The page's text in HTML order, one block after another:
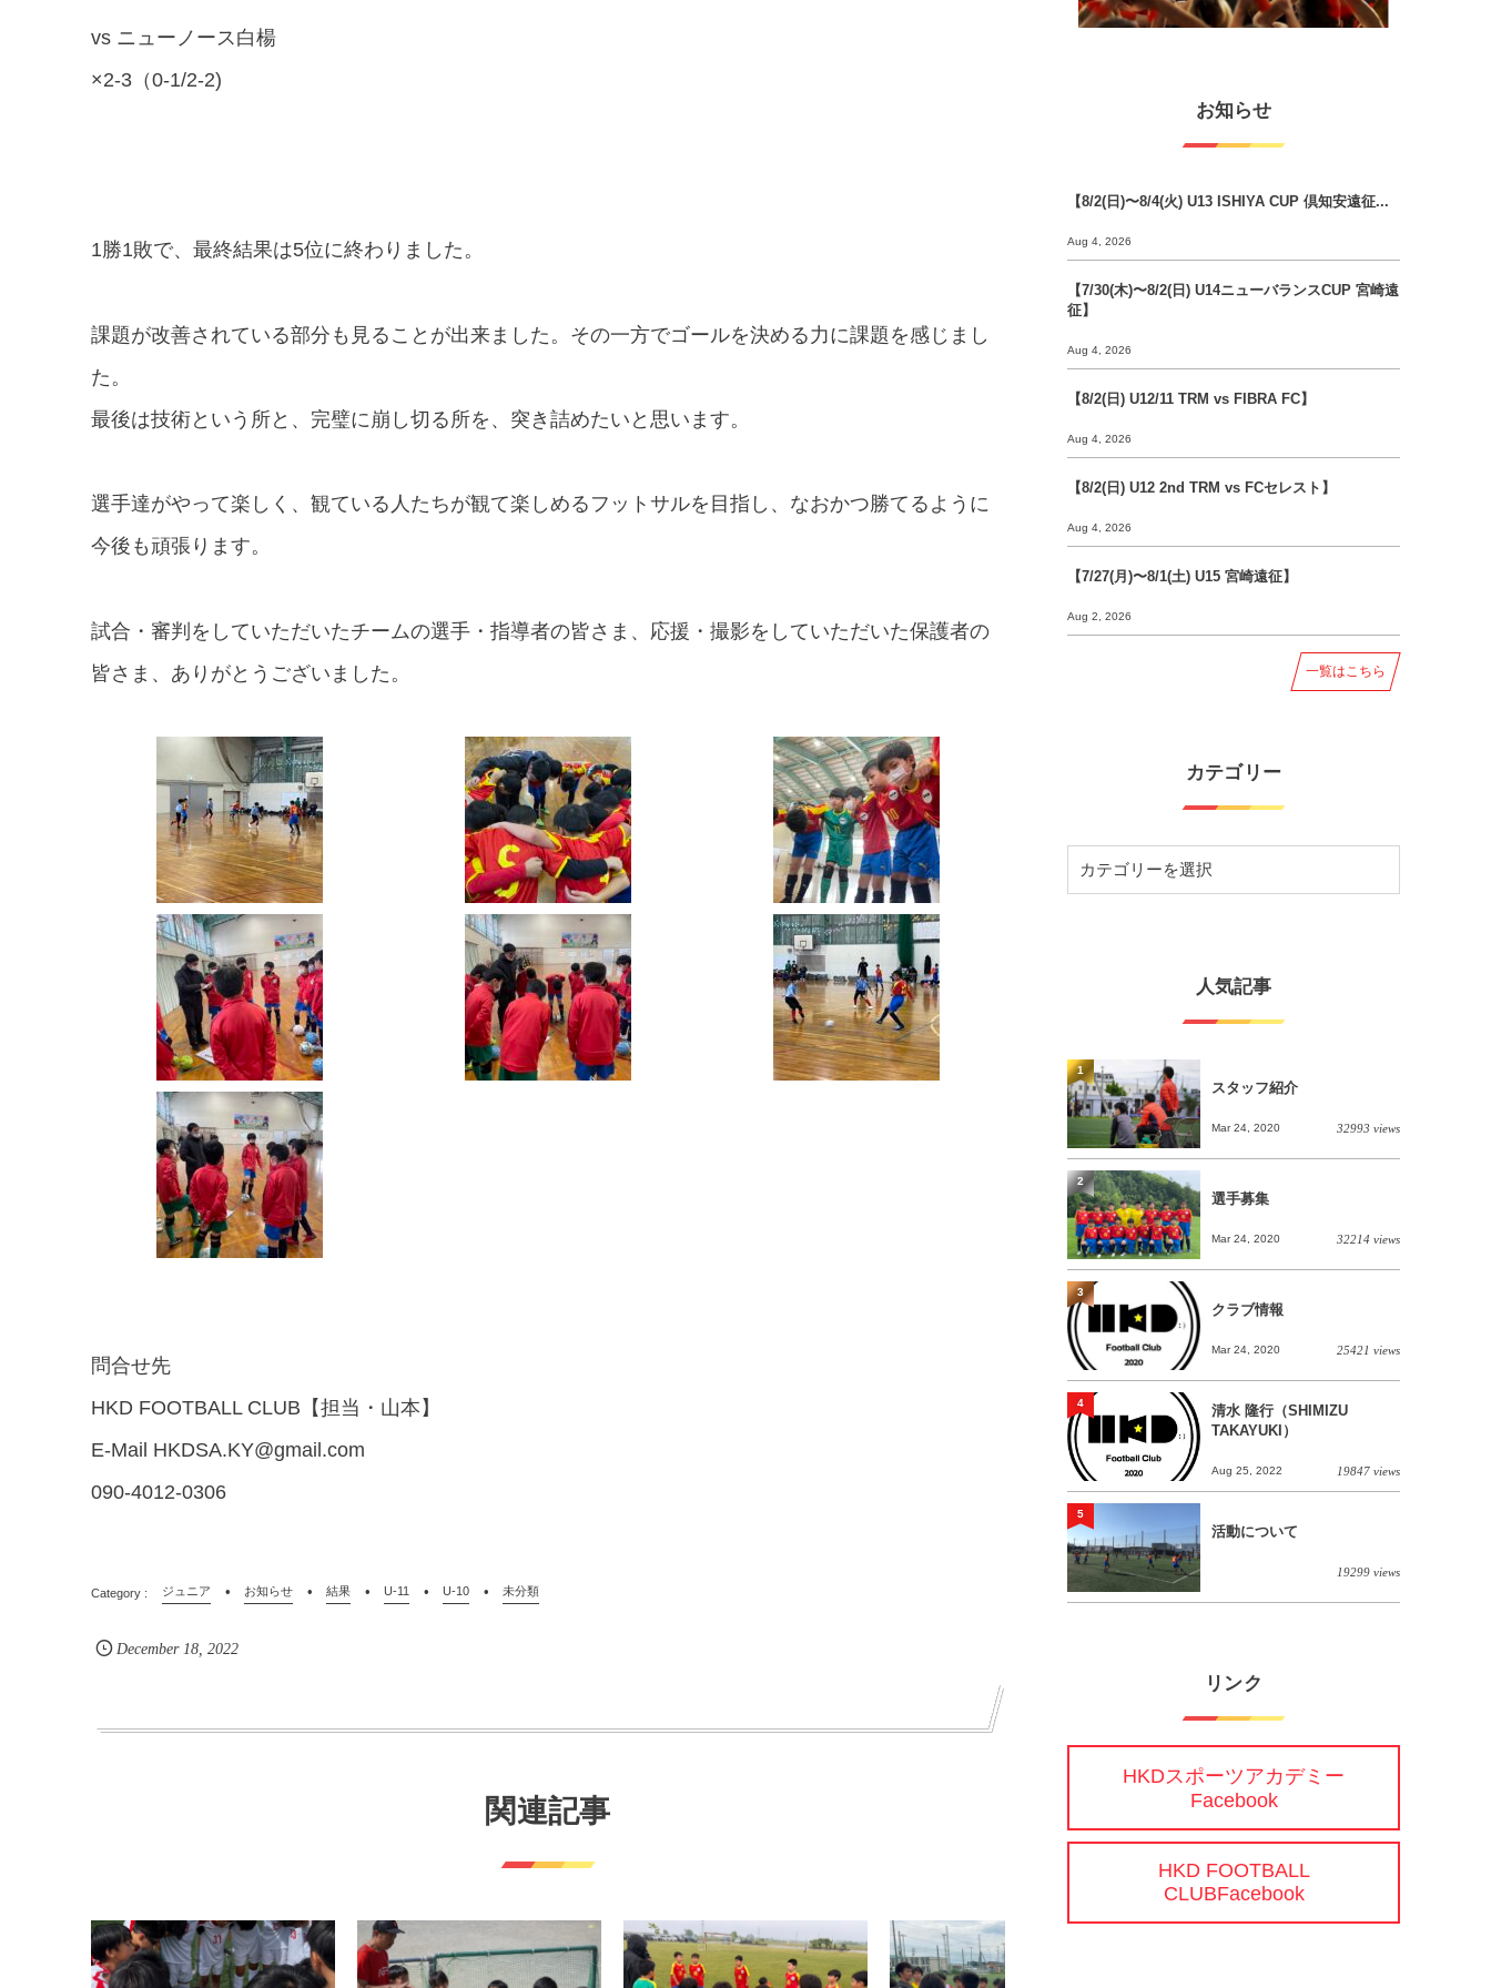
vs ニューノース白楊
×2-3（0-1/2-2)
1勝1敗で、最終結果は5位に終わりました。
課題が改善されている部分も見ることが出来ました。その一方でゴールを決める力に課題を感じまし
た。
最後は技術という所と、完璧に崩し切る所を、突き詰めたいと思います。
選手達がやって楽しく、観ている人たちが観て楽しめるフットサルを目指し、なおかつ勝てるように
今後も頑張ります。
試合・審判をしていただいたチームの選手・指導者の皆さま、応援・撮影をしていただいた保護者の
皆さま、ありがとうございました。
問合せ先
HKD FOOTBALL CLUB 【担当・山本】
E-Mail HKDSA.KY@gmail.com
090-4012-0306
ジュニア お知らせ 結果 U-11 U-10 未分類
December 18,2022
関連記事
お知らせ
【8/2(日)〜8/4(火) U13 ISHIYA CUP 倶知安遠征...
Aug 4, 2026
【7/30(木)〜8/2(日) U14ニューバランスCUP 宮崎遠
征】
Aug 4, 2026
【8/2(日) U12/11 TRM vs FIBRA FC】
Aug 4, 2026
【8/2(日) U12 2nd TRM vs FCセレスト】
Aug 4, 2026
【7/27(月)〜8/1(土) U15 宮崎遠征】
Aug 2, 2026
一覧はこちら
カテゴリー
人気記事
スタッフ紹介
Mar 24, 2020 32993 views
1
選手募集
Mar 24, 2020 32214 views
2
クラブ情報
Mar 24, 2020 25421 views
3
清水 隆行（SHIMIZU
TAKAYUKI）
Aug 25, 2022 19847 views
4
活動について
19299 views
5
リンク
HKDスポーツアカデミー
Facebook
HKD FOOTBALL
CLUBFacebook